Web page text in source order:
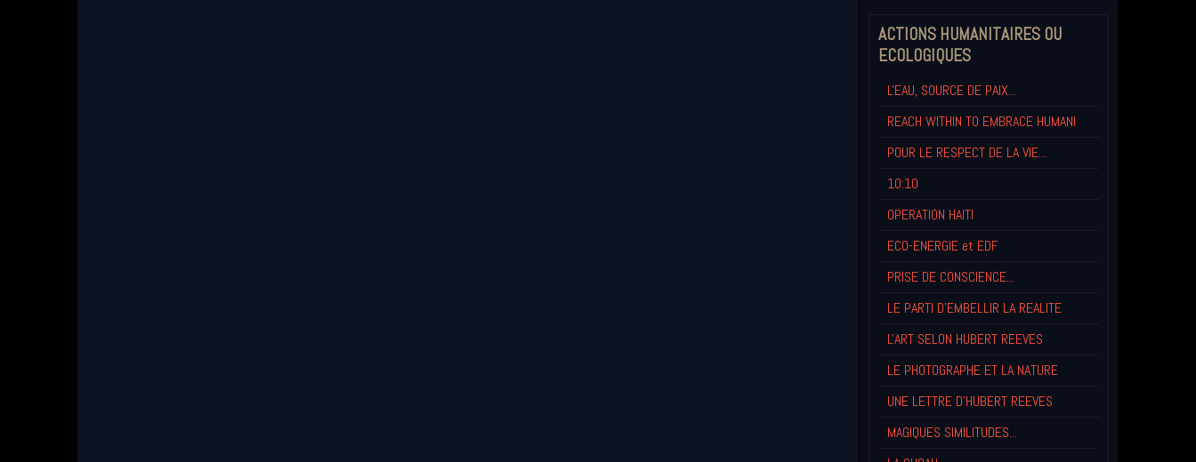
ACTIONS HUMANITAIRES OU
ECOLOGIQUES
L'EAU, SOURCE DE PAIX...
REACH WITHIN TO EMBRACE HUMANI
POUR LE RESPECT DE LA VIE...
10:10
OPERATION HAITI
ECO-ENERGIE et EDF
PRISE DE CONSCIENCE...
LE PARTI D'EMBELLIR LA REALITE
L'ART SELON HUBERT REEVES
LE PHOTOGRAPHE ET LA NATURE
UNE LETTRE D'HUBERT REEVES
MAGIQUES SIMILITUDES...